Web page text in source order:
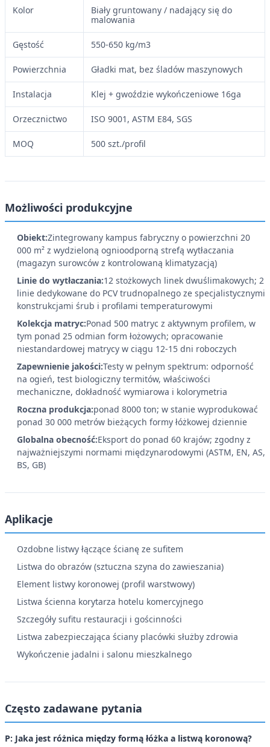
Kolor
Biały gruntowany / nadający się do
malowania
Gęstość 550-650 kg/m3
Powierzchnia Gładki mat, bez śladów maszynowych
Instalacja Klej + gwoździe wykończeniowe 16ga
Orzecznictwo ISO 9001, ASTM E84, SGS
MOQ 500 szt./profil
Możliwości produkcyjne
Obiekt:Zintegrowany kampus fabryczny o powierzchni 20
000 m² z wydzieloną ognioodporną strefą wytłaczania
(magazyn surowców z kontrolowaną klimatyzacją)
Linie do wytłaczania:12 stożkowych linek dwuślimakowych; 2
linie dedykowane do PCV trudnopalnego ze specjalistycznymi
konstrukcjami śrub i profilami temperaturowymi
Kolekcja matryc:Ponad 500 matryc z aktywnym profilem, w
tym ponad 25 odmian form łożowych; opracowanie
niestandardowej matrycy w ciągu 12-15 dni roboczych
Zapewnienie jakości:Testy w pełnym spektrum: odporność
na ogień, test biologiczny termitów, właściwości
mechaniczne, dokładność wymiarowa i kolorymetria
Roczna produkcja:ponad 8000 ton; w stanie wyprodukować
ponad 30 000 metrów bieżących formy łóżkowej dziennie
Globalna obecność:Eksport do ponad 60 krajów; zgodny z
najważniejszymi normami międzynarodowymi (ASTM, EN, AS,
BS, GB)
Aplikacje
Ozdobne listwy łączące ścianę ze sufitem
Listwa do obrazów (sztuczna szyna do zawieszania)
Element listwy koronowej (profil warstwowy)
Listwa ścienna korytarza hotelu komercyjnego
Szczegóły sufitu restauracji i gościnności
Listwa zabezpieczająca ściany placówki służby zdrowia
Wykończenie jadalni i salonu mieszkalnego
Często zadawane pytania
P: Jaka jest różnica między formą łóżka a listwą koronową?